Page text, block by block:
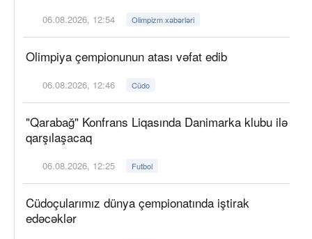
06.08.2026, 12:54 Olimpizm xəbərləri
Olimpiya çempionunun atası vəfat edib
06.08.2026, 12:46 Cüdo
"Qarabağ" Konfrans Liqasında Danimarka klubu ilə
qarşılaşacaq
06.08.2026, 12:25 Futbol
Cüdoçularımız dünya çempionatında iştirak
edəcəklər